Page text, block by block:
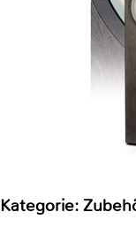
Kategorie: